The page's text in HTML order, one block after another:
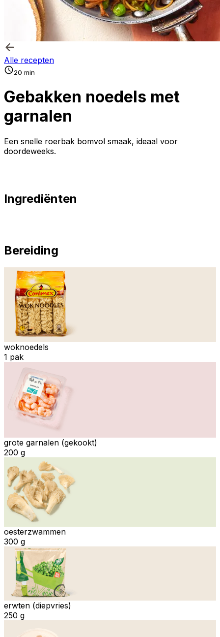
Alle recepten
20 min
Gebakken noedels met
garnalen
Een snelle roerbak bomvol smaak, ideaal voor
doordeweeks.
Ingrediënten
Bereiding
woknoedels
1 pak
grote garnalen (gekookt)
200 g
oesterzwammen
300 g
erwten (diepvries)
250 g